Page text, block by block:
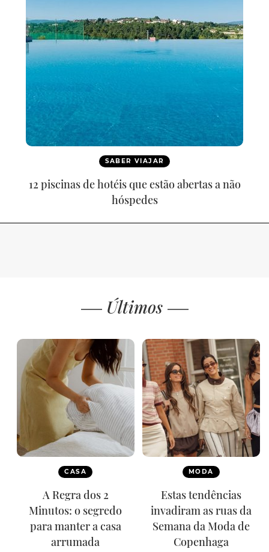
SABER VIAJAR
12 piscinas de hotéis que estão abertas a não
hóspedes
Últimos
CASA
A Regra dos 2
Minutos: o segredo
para manter a casa
arrumada
MODA
Estas tendências
invadiram as ruas da
Semana da Moda de
Copenhaga